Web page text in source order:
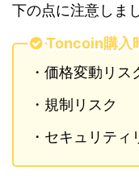
下の点に注意しま
Toncoin購入
・価格変動リス
・規制リスク
・セキュリティ